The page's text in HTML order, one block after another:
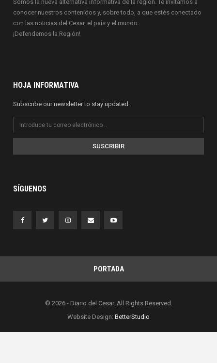
Somos la nueva alternativa informativa de la región. Te invitamos a
conocer nuestros contenidos y, sobre todo, a que estés conectado
con las noticias del Cesar, el país y el mundo.
¡Defendemos la Región!
HOJA INFORMATIVA
Subscribe our newsletter to stay updated.
SUSCRIBIR
SÍGUENOS
PORTADA
© 2026 - Diario del Cesar. All Rights Reserved.
Website Design: BetterStudio